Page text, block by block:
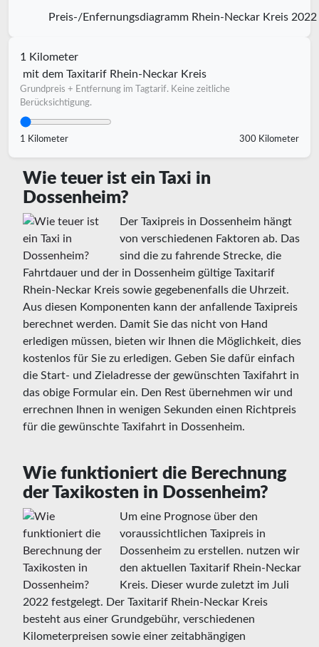
Preis-/Enfernungsdiagramm Rhein-Neckar Kreis 2022
1 Kilometer
mit dem Taxitarif Rhein-Neckar Kreis
Grundpreis + Entfernung im Tagtarif. Keine zeitliche
Berücksichtigung.
1 Kilometer 300 Kilometer
Wie teuer ist ein Taxi in
Dossenheim?
Der Taxipreis in Dossenheim hängt
von verschiedenen Faktoren ab. Das
sind die zu fahrende Strecke, die
Fahrtdauer und der in Dossenheim gültige Taxitarif
Rhein-Neckar Kreis sowie gegebenenfalls die Uhrzeit.
Aus diesen Komponenten kann der anfallende Taxipreis
berechnet werden. Damit Sie das nicht von Hand
erledigen müssen, bieten wir Ihnen die Möglichkeit, dies
kostenlos für Sie zu erledigen. Geben Sie dafür einfach
die Start- und Zieladresse der gewünschten Taxifahrt in
das obige Formular ein. Den Rest übernehmen wir und
errechnen Ihnen in wenigen Sekunden einen Richtpreis
für die gewünschte Taxifahrt in Dossenheim.
Wie funktioniert die Berechnung
der Taxikosten in Dossenheim?
Um eine Prognose über den
voraussichtlichen Taxipreis in
Dossenheim zu erstellen. nutzen wir
den aktuellen Taxitarif Rhein-Neckar
Kreis. Dieser wurde zuletzt im Juli
2022 festgelegt. Der Taxitarif Rhein-Neckar Kreis
besteht aus einer Grundgebühr, verschiedenen
Kilometerpreisen sowie einer zeitabhängigen